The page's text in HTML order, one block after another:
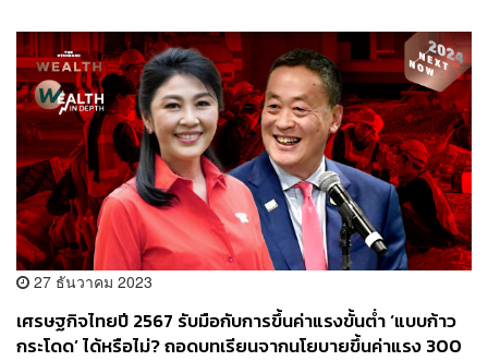
27 ธันวาคม 2023
เศรษฐกิจไทยปี 2567 รับมือกับการขึ้นค่าแรงขั้นต่ำ ‘แบบก้าว
กระโดด’ ได้หรือไม่? ถอดบทเรียนจากนโยบายขึ้นค่าแรง 300